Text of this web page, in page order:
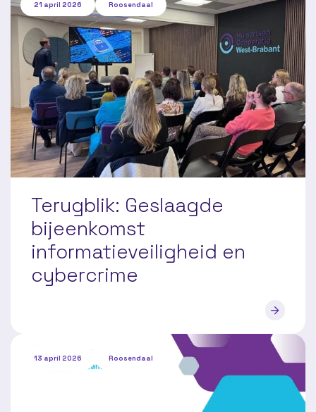
21 april 2026 Roosendaal
Terugblik: Geslaagde
bijeenkomst
informatieveiligheid en
cybercrime
13 april 2026 Roosendaal